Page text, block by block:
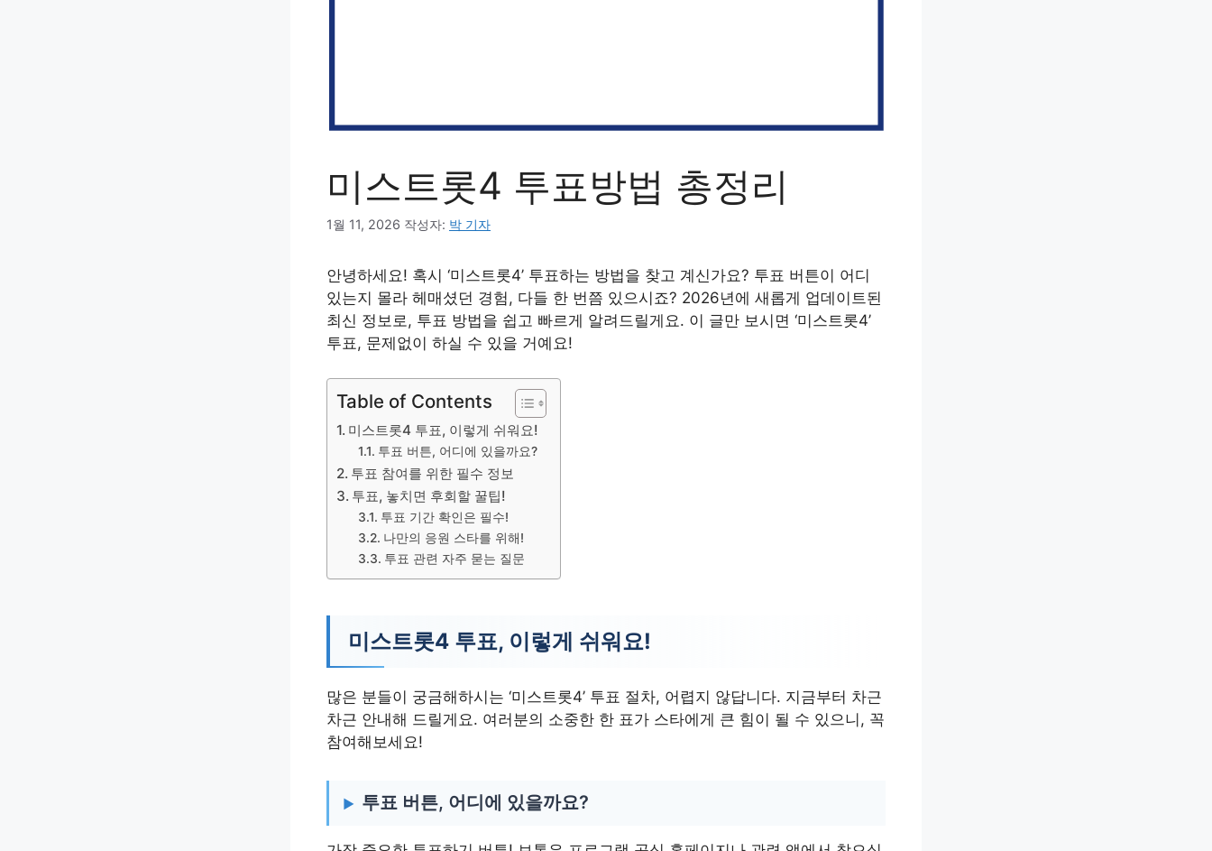
미스트롯4 투표방법 총정리
1월 11, 2026 작성자: 박 기자
안녕하세요! 혹시 ‘미스트롯4’ 투표하는 방법을 찾고 계신가요? 투표 버튼이 어디
있는지 몰라 헤매셨던 경험, 다들 한 번쯤 있으시죠? 2026년에 새롭게 업데이트된
최신 정보로, 투표 방법을 쉽고 빠르게 알려드릴게요. 이 글만 보시면 ‘미스트롯4’
투표, 문제없이 하실 수 있을 거예요!
Table of Contents
미스트롯4 투표, 이렇게 쉬워요!
투표 버튼, 어디에 있을까요?
투표 참여를 위한 필수 정보
투표, 놓치면 후회할 꿀팁!
투표 기간 확인은 필수!
나만의 응원 스타를 위해!
투표 관련 자주 묻는 질문
미스트롯4 투표, 이렇게 쉬워요!
많은 분들이 궁금해하시는 ‘미스트롯4’ 투표 절차, 어렵지 않답니다. 지금부터 차근
차근 안내해 드릴게요. 여러분의 소중한 한 표가 스타에게 큰 힘이 될 수 있으니, 꼭
참여해보세요!
투표 버튼, 어디에 있을까요?